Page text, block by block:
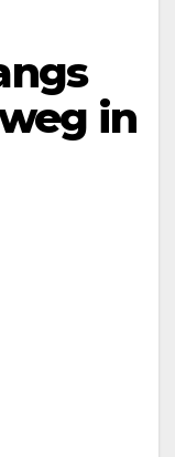
in